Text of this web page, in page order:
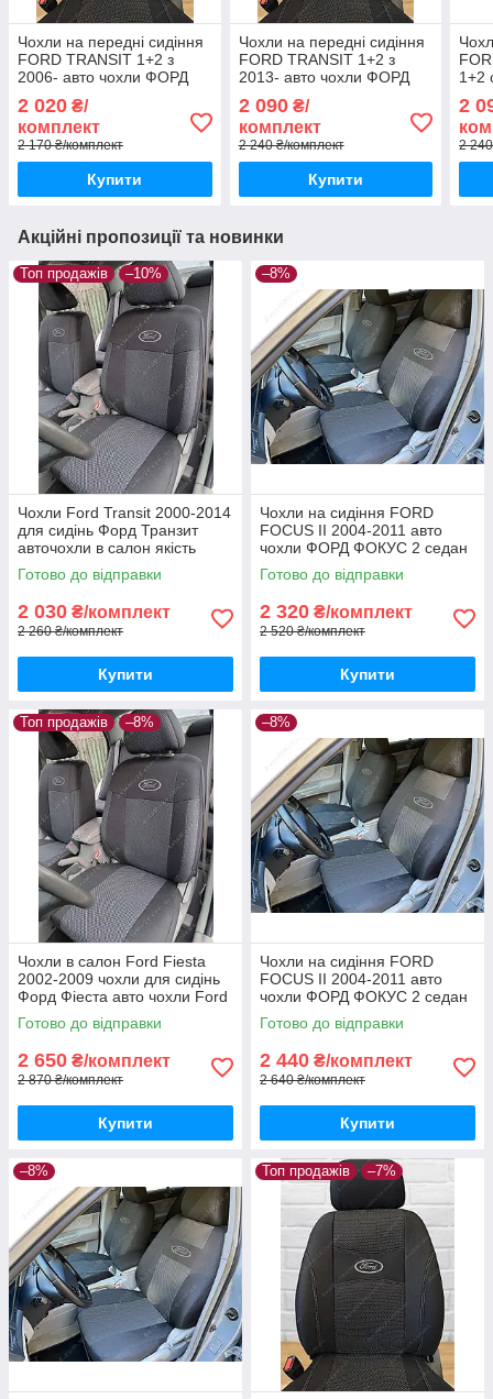
Чохли на передні сидіння
FORD TRANSIT 1+2 з
2006- авто чохли ФОРД
2 020 ₴/
комплект
2 170 ₴/комплект
Купити
Чохли на передні сидіння
FORD TRANSIT 1+2 з
2013- авто чохли ФОРД
(передні)
2 090₴/
комплект
2 240 ₴/комплект
Купити
1+2
2
2
Акційні пропозиції та новинки
Топ продажів –10%
Чохли Ford Transit 2000-2014
для сидінь Форд Транзит
авточохли в салон якість
Готово до відправки
2 030 ₴/комплект
2 260 ₴/комплект
Купити
–8%
Чохли на сидіння FORD
FOCUS II 2004-2011 авто
чохли ФОРД ФОКУС 2 седан
хетчбек універсал
Готово до відправки
2 320 ₴/комплект
2 520 ₴/комплект
Купити
Топ продажів –8%
Чохли в салон Ford Fiesta
2002-2009 чохли для сидінь
Форд Фіеста авто чохли Ford
Fiesta
Готово до відправки
2 650 ₴/комплект
2 870 ₴/комплект
Купити
–8%
Чохли на сидіння FORD
FOCUS II 2004-2011 авто
чохли ФОРД ФОКУС 2 седан
хетчбек універсал
Готово до відправки
2 440 ₴/комплект
2 640 ₴/комплект
Купити
–8% Топ продажів –7%